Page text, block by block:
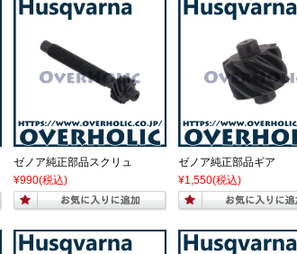
ゼノア純正部品スクリュ
¥990(税込)
ゼノア純正部品ギア
¥1,550(税込)